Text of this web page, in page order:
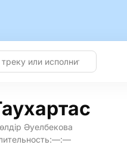
Әуелбекова
—:—